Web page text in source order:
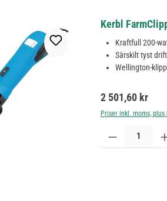
Kerbl
Kraftfull 200-
Särskilt tyst drift
Wellington-
Ordinarie pris:
2 501,60 kr
Priser inkl. moms,
Produktkvantitet: